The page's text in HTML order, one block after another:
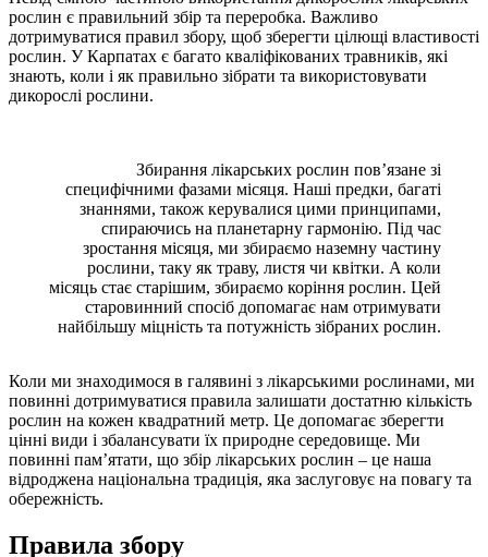
рослин є правильний збір та переробка. Важливо
дотримуватися правил збору, щоб зберегти цілющі властивості
рослин. У Карпатах є багато кваліфікованих травників, які
знають, коли і як правильно зібрати та використовувати
дикорослі рослини.
Збирання лікарських рослин пов’язане зі
специфічними фазами місяця. Наші предки, багаті
знаннями, також керувалися цими принципами,
спираючись на планетарну гармонію. Під час
зростання місяця, ми збираємо наземну частину
рослини, таку як траву, листя чи квітки. А коли
місяць стає старішим, збираємо коріння рослин. Цей
старовинний спосіб допомагає нам отримувати
найбільшу міцність та потужність зібраних рослин.
Коли ми знаходимося в галявині з лікарськими рослинами, ми
повинні дотримуватися правила залишати достатню кількість
рослин на кожен квадратний метр. Це допомагає зберегти
цінні види і збалансувати їх природне середовище. Ми
повинні пам’ятати, що збір лікарських рослин – це наша
відроджена національна традиція, яка заслуговує на повагу та
обережність.
Правила збору